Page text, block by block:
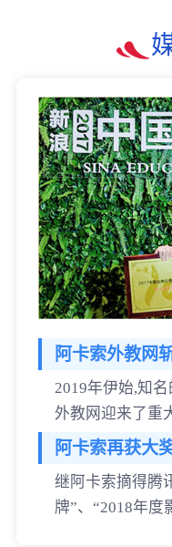
阿卡索外教网
2019年伊始,知
外教网迎来了重
阿卡索再获大
继阿卡索摘得腾
牌”、“2018年度